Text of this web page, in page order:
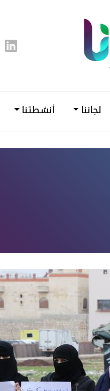
Linkedin
لجاننا أنشطتنا